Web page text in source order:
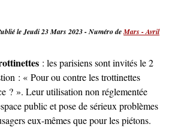
le Jeudi 23 Mars 2023-Numéro deMars - Avril
: les parisiens sont invités le 2
: « Pour ou contre les trottinettes
? ». Leur utilisation non réglementée
public et pose de sérieux problèmes
eux-mêmes que pour les piétons.